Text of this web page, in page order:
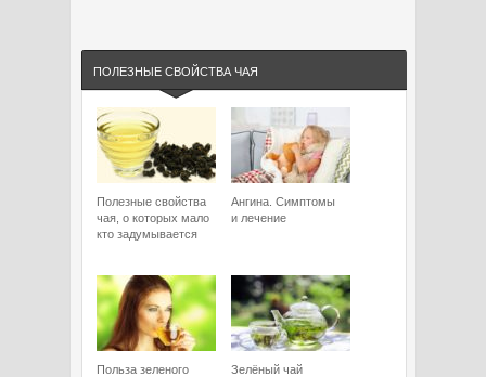
ПОЛЕЗНЫЕ СВОЙСТВА ЧАЯ
Полезные свойства
чая, о которых мало
кто задумывается
Ангина. Симптомы
и лечение
Польза зеленого
Зелёный чай